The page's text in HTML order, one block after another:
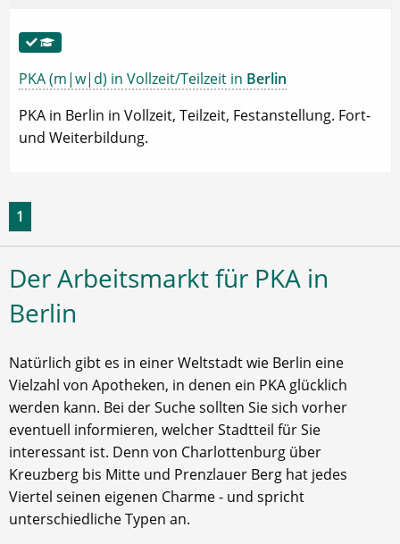
PKA (m|w|d) in Vollzeit/Teilzeit in Berlin
PKA in Berlin in Vollzeit, Teilzeit, Festanstellung. Fort-
und Weiterbildung.
1
Der Arbeitsmarkt für PKA in
Berlin
Natürlich gibt es in einer Weltstadt wie Berlin eine
Vielzahl von Apotheken, in denen ein PKA glücklich
werden kann. Bei der Suche sollten Sie sich vorher
eventuell informieren, welcher Stadtteil für Sie
interessant ist. Denn von Charlottenburg über
Kreuzberg bis Mitte und Prenzlauer Berg hat jedes
Viertel seinen eigenen Charme - und spricht
unterschiedliche Typen an.